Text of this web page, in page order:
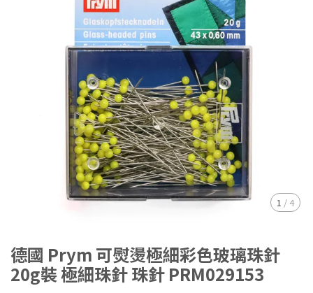
1 / 4
德國 Prym 可熨燙極細彩色玻璃珠針
20g裝 極細珠針 珠針 PRM029153